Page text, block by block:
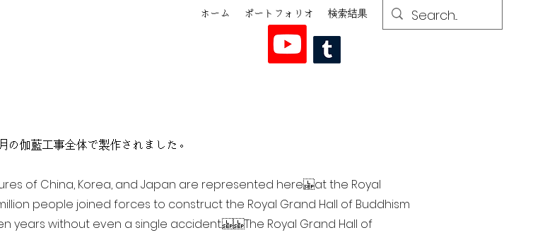
ホーム ポートフォリオ 検索結果
の伽藍工事全体で製作されました。
of China, Korea, and Japan are represented here at the Royal
people joined forces to construct the Royal Grand Hall of Buddhism
years without even a single accident. The Royal Grand Hall of